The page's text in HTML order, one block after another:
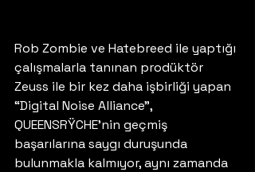
Rob Zombie ve Hatebreed ile yaptığı
çalışmalarla tanınan prodüktör
Zeuss ile bir kez daha işbirliği yapan
“Digital Noise Alliance”,
QUEENSRŸCHE’nin geçmiş
başarılarına saygı duruşunda
bulunmakla kalmıyor, aynı zamanda